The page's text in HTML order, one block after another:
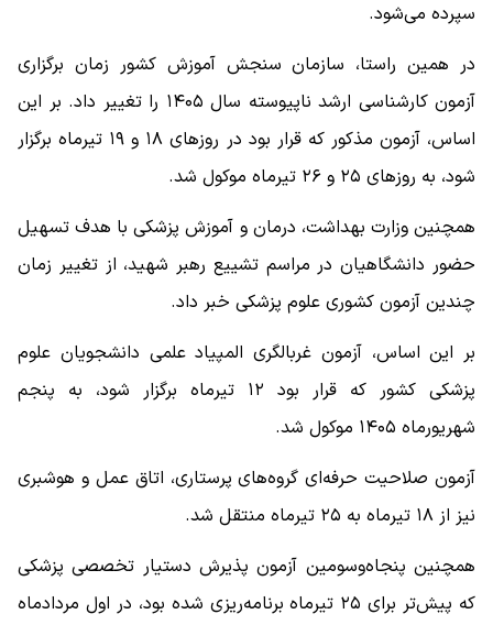
سپرده می‌شود.
در همین راستا، سازمان سنجش آموزش کشور زمان برگزاری
آزمون کارشناسی ارشد ناپیوسته سال ۱۴۰۵ را تغییر داد. بر این
اساس، آزمون مذکور که قرار بود در روزهای ۱۸ و ۱۹ تیرماه برگزار
شود، به روزهای ۲۵ و ۲۶ تیرماه موکول شد.
همچنین وزارت بهداشت، درمان و آموزش پزشکی با هدف تسهیل
حضور دانشگاهیان در مراسم تشییع رهبر شهید، از تغییر زمان
چندین آزمون کشوری علوم پزشکی خبر داد.
بر این اساس، آزمون غربالگری المپیاد علمی دانشجویان علوم
پزشکی کشور که قرار بود ۱۲ تیرماه برگزار شود، به پنجم
شهریورماه ۱۴۰۵ موکول شد.
آزمون صلاحیت حرفه‌ای گروه‌های پرستاری، اتاق عمل و هوشبری
نیز از ۱۸ تیرماه به ۲۵ تیرماه منتقل شد.
همچنین پنجاه‌وسومین آزمون پذیرش دستیار تخصصی پزشکی
که پیش‌تر برای ۲۵ تیرماه برنامه‌ریزی شده بود، در اول مردادماه